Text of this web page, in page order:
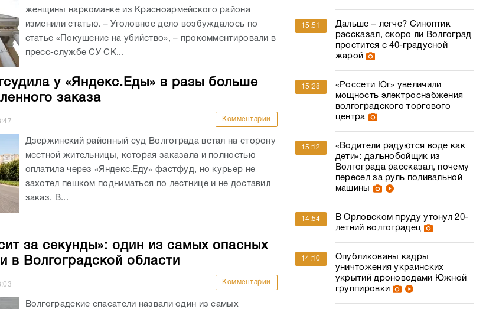
женщины наркоманке из Красноармейского района
изменили статью. – Уголовное дело возбуждалось по
статье «Покушение на убийство», – прокомментировали в
пресс-службе СУ СК...
у «Яндекс.Еды» в разы больше
заказа
Комментарии
Дзержинский районный суд Волгограда встал на сторону
местной жительницы, которая заказала и полностью
оплатила через «Яндекс.Еду» фастфуд, но курьер не
захотел пешком подниматься по лестнице и не доставил
заказ. В...
за секунды»: один из самых опасных
в Волгоградской области
Комментарии
Волгоградские спасатели назвали один из самых
15:51
Дальше – легче? Синоптик
рассказал, скоро ли Волгоград
простится с 40-градусной
жарой
15:28
«Россети Юг» увеличили
мощность электроснабжения
волгоградского торгового
центра
15:12
«Водители радуются воде как
дети»: дальнобойщик из
Волгограда рассказал, почему
пересел за руль поливальной
машины
14:54
В Орловском пруду утонул 20-
летний волгоградец
14:10
Опубликованы кадры
уничтожения украинских
укрытий дроноводами Южной
группировки